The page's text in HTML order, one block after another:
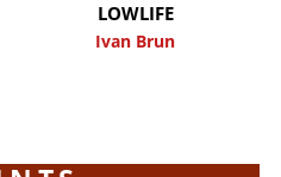
LOWLIFE
Ivan Brun